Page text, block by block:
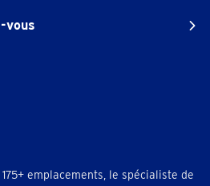
vous
emplacements, le spécialiste de